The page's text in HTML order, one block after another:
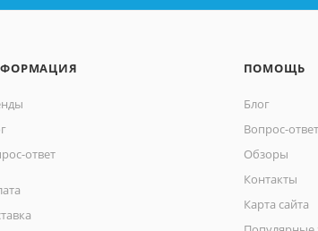
ответ
ПОМОЩЬ
Блог
Вопрос-ответ
Обзоры
Контакты
Карта сайта